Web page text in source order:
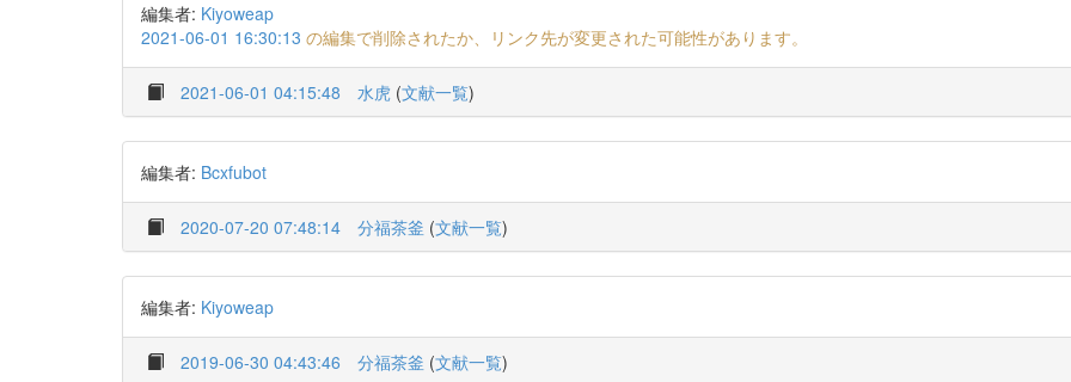
編集者: Kiyoweap
2021-06-01 16:30:13 の編集で削除されたか、リンク先が変更された可能性があります。
2021-06-01 04:15:48 水虎 (文献一覧)
編集者: Bcxfubot
2020-07-20 07:48:14 分福茶釜 (文献一覧)
編集者: Kiyoweap
2019-06-30 04:43:46 分福茶釜 (文献一覧)